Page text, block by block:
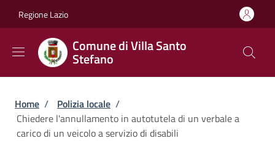
Regione Lazio
Comune di Villa Santo
Stefano
Briciole di pane
Home / Polizia locale /
Chiedere l'annullamento in autotutela di un verbale a
carico di un veicolo a servizio di disabili